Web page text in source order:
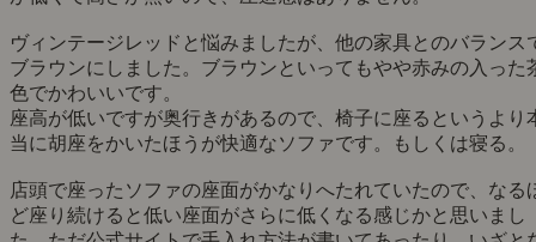
ヴィンテージレッドと悩みましたが、他の家具とのバランス
ブラウンにしました。ブラウンといってもやや赤みの入った
色でかわいいです。
座高が低いですが奥行きがあるので、椅子に座るというより
当に胡座をかいたほうが快適なソファです。もしくは寝る。
店頭で座ったソファの座面がかなりへたれていたので、なる
ど座り続けると低い座面がさらに低くなる感じかと思いまし